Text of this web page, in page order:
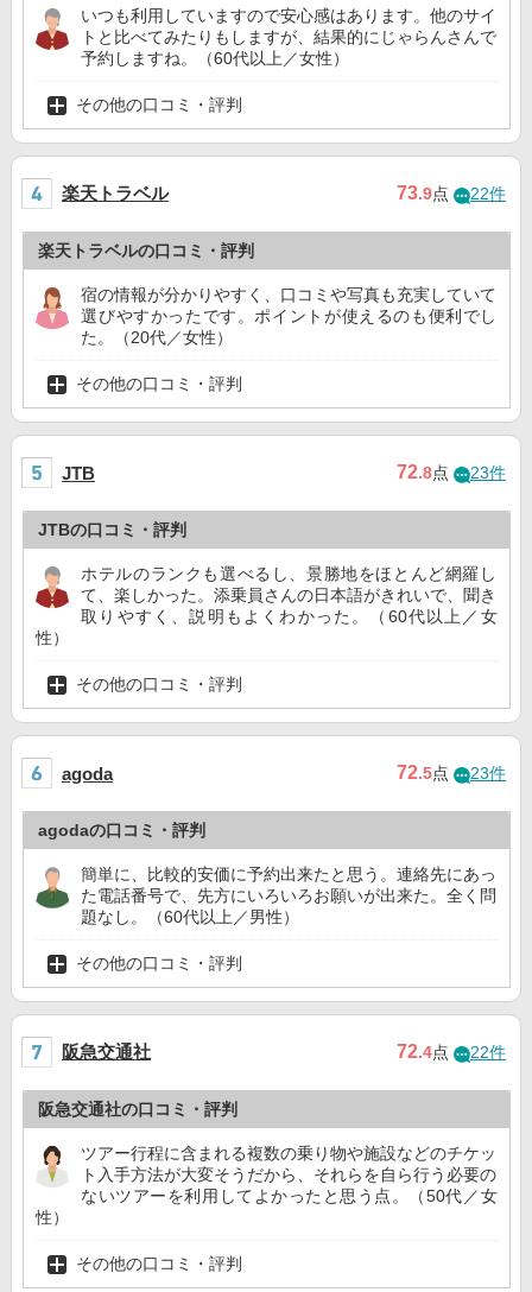
いつも利用していますので安心感はあります。他のサイ
トと比べてみたりもしますが、結果的にじゃらんさんで
予約しますね。（60代以上／女性）
その他の口コミ・評判
楽天トラベル 73.9点 22件
楽天トラベルの口コミ・評判
宿の情報が分かりやすく、口コミや写真も充実していて
選びやすかったです。ポイントが使えるのも便利でし
た。（20代／女性）
その他の口コミ・評判
JTB 72.8点 23件
JTBの口コミ・評判
ホテルのランクも選べるし、景勝地をほとんど網羅し
て、楽しかった。添乗員さんの日本語がきれいで、聞き
取りやすく、説明もよくわかった。（60代以上／女
性）
その他の口コミ・評判
agoda 72.5点 23件
agodaの口コミ・評判
簡単に、比較的安価に予約出来たと思う。連絡先にあっ
た電話番号で、先方にいろいろお願いが出来た。全く問
題なし。（60代以上／男性）
その他の口コミ・評判
阪急交通社 72.4点 22件
阪急交通社の口コミ・評判
ツアー行程に含まれる複数の乗り物や施設などのチケッ
ト入手方法が大変そうだから、それらを自ら行う必要の
ないツアーを利用してよかったと思う点。（50代／女
性）
その他の口コミ・評判